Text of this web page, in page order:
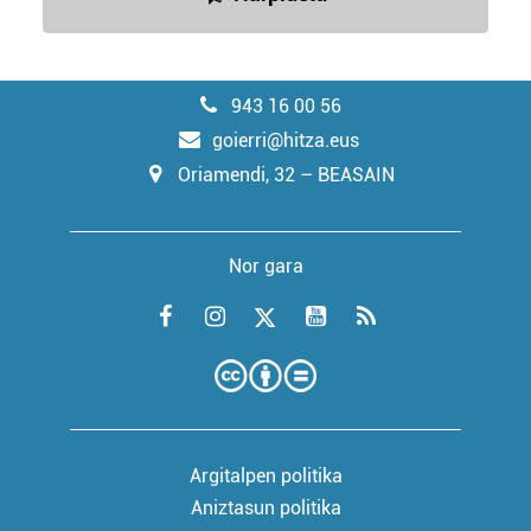
943 16 00 56
goierri@hitza.eus
Oriamendi, 32 – BEASAIN
Nor gara
Argitalpen politika
Aniztasun politika